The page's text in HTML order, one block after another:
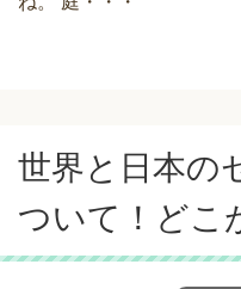
世界と日本の
ついて！どこ